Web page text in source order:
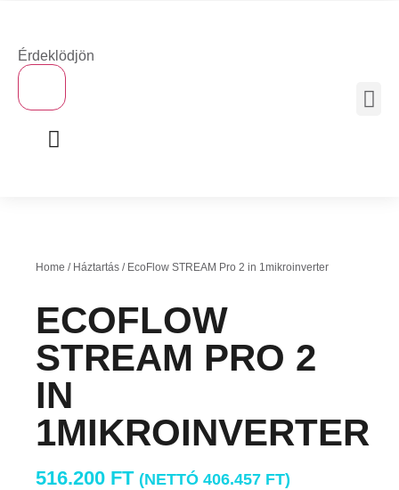
Érdeklödjön
Home / Háztartás / EcoFlow STREAM Pro 2 in 1mikroinverter
ECOFLOW
STREAM PRO 2
IN
1MIKROINVERTER
516.200 FT (NETTÓ 406.457 FT)